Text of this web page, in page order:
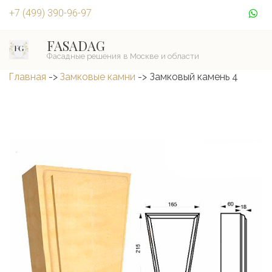
+7 (499) 390-96-97
FASADAG
Главная -> Замковые камни -> Замковый камень 4